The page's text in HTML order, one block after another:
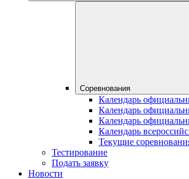
Соревнования
Календарь
Календарь
Календарь
Календарь
Текущие
Тестирование
Подать заявку
Новости